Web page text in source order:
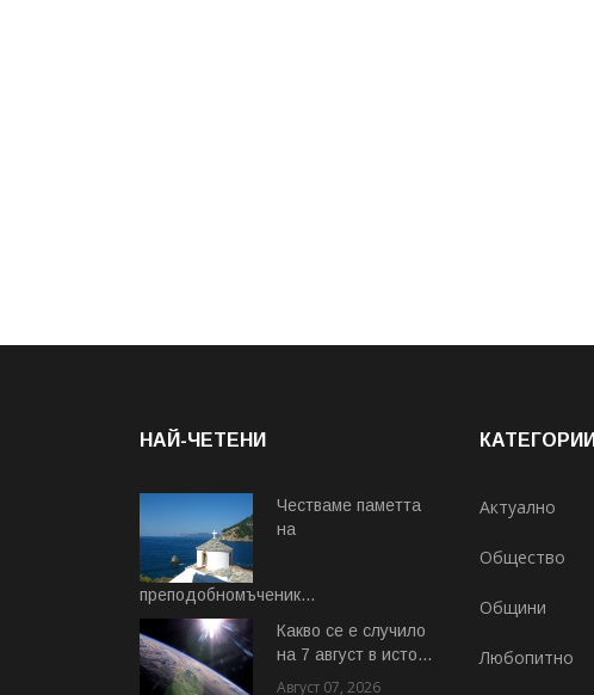
НАЙ-ЧЕТЕНИ
Честваме паметта
на
преподобномъченик...
Август 07, 2026
Какво се е случило
на 7 август в исто...
Август 07, 2026
КАТЕГОРИИ
Актуално
Общество
Общини
Любопитно